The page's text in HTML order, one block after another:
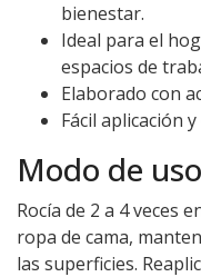
bienestar.
Ideal para el
espacios de
Elaborado con
Fácil aplicación
Modo de uso
Rocía de 2 a 4 veces
ropa de cama,
las superficies.